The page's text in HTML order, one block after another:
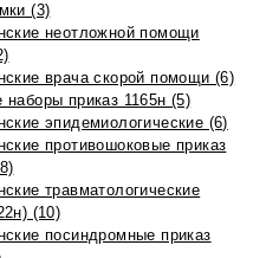
(3)
неотложной помощи
врача скорой помощи (6)
наборы приказ 1165н (5)
эпидемиологические (6)
противошоковые приказ
травматологические
(10)
посиндромные приказ